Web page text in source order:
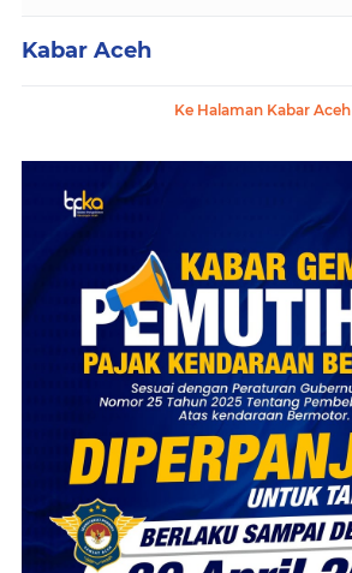
Kabar Aceh
Ke Halaman Kabar Aceh